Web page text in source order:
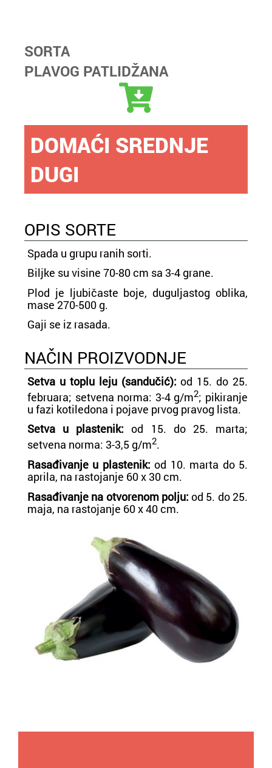
SORTA
PLAVOG PATLIDŽANA
DOMAĆI SREDNJE
DUGI
OPIS SORTE
Spada u grupu ranih sorti.
Biljke su visine 70-80 cm sa 3-4 grane.
Plod je ljubičaste boje, duguljastog oblika,
mase 270-500 g.
Gaji se iz rasada.
NAČIN PROIZVODNJE
Setva u toplu leju (sandučić): od 15. do 25.
februara; setvena norma: 3-4 g/m2; pikiranje
u fazi kotiledona i pojave prvog pravog lista.
Setva u plastenik: od 15. do 25. marta;
setvena norma: 3-3,5 g/m2.
Rasađivanje u plastenik: od 10. marta do 5.
aprila, na rastojanje 60 x 30 cm.
Rasađivanje na otvorenom polju: od 5. do 25.
maja, na rastojanje 60 x 40 cm.